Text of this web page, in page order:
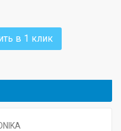
в 1 клик